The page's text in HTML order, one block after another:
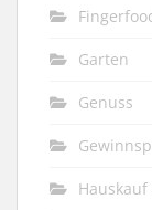
Garten
Genuss
Hauskauf